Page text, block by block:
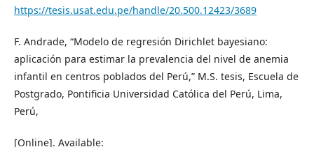
https://tesis.usat.edu.pe/handle/20.500.12423/3689
F. Andrade, “Modelo de regresión Dirichlet bayesiano:
aplicación para estimar la prevalencia del nivel de anemia
infantil en centros poblados del Perú,” M.S. tesis, Escuela de
Postgrado, Pontificia Universidad Católica del Perú, Lima,
Perú,
[Online]. Available: